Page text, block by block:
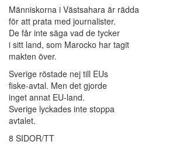
Människorna i Västsahara är rädda
för att prata med journalister.
De får inte säga vad de tycker
i sitt land, som Marocko har tagit
makten över.
Sverige röstade nej till EUs
fiske-avtal. Men det gjorde
inget annat EU-land.
Sverige lyckades inte stoppa
avtalet.
8 SIDOR/TT